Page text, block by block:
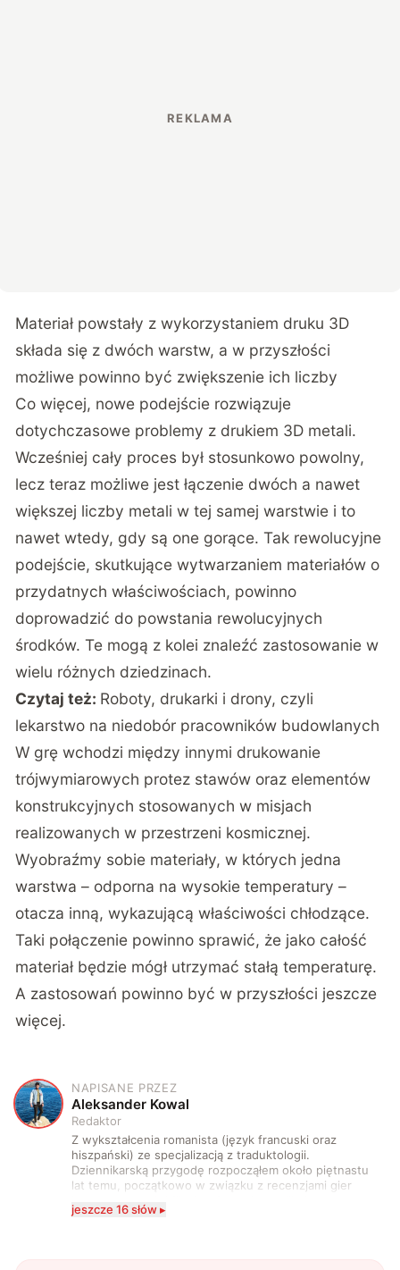
Materiał powstały z wykorzystaniem druku 3D
składa się z dwóch warstw, a w przyszłości
możliwe powinno być zwiększenie ich liczby
Co więcej, nowe podejście rozwiązuje
dotychczasowe problemy z drukiem 3D metali.
Wcześniej cały proces był stosunkowo powolny,
lecz teraz możliwe jest łączenie dwóch a nawet
większej liczby metali w tej samej warstwie i to
nawet wtedy, gdy są one gorące. Tak rewolucyjne
podejście, skutkujące wytwarzaniem materiałów o
przydatnych właściwościach, powinno
doprowadzić do powstania rewolucyjnych
środków. Te mogą z kolei znaleźć zastosowanie w
wielu różnych dziedzinach.
Czytaj też: Roboty, drukarki i drony, czyli
lekarstwo na niedobór pracowników budowlanych
W grę wchodzi między innymi drukowanie
trójwymiarowych protez stawów oraz elementów
konstrukcyjnych stosowanych w misjach
realizowanych w przestrzeni kosmicznej.
Wyobraźmy sobie materiały, w których jedna
warstwa – odporna na wysokie temperatury –
otacza inną, wykazującą właściwości chłodzące.
Taki połączenie powinno sprawić, że jako całość
materiał będzie mógł utrzymać stałą temperaturę.
A zastosowań powinno być w przyszłości jeszcze
więcej.
A
NAPISANE PRZEZ
Aleksander Kowal
Redaktor
Z wykształcenia romanista (język francuski oraz
hiszpański) ze specjalizacją z traduktologii.
Dziennikarską przygodę rozpocząłem około piętnastu
lat temu, początkowo w związku z recenzjami gier
komputerowych i filmów. Obecnie publikuję
zdecydowanie częściej na tematy związane z nauką
także uprawiać oraz oglądać sport.
jeszcze 16 słów ▸